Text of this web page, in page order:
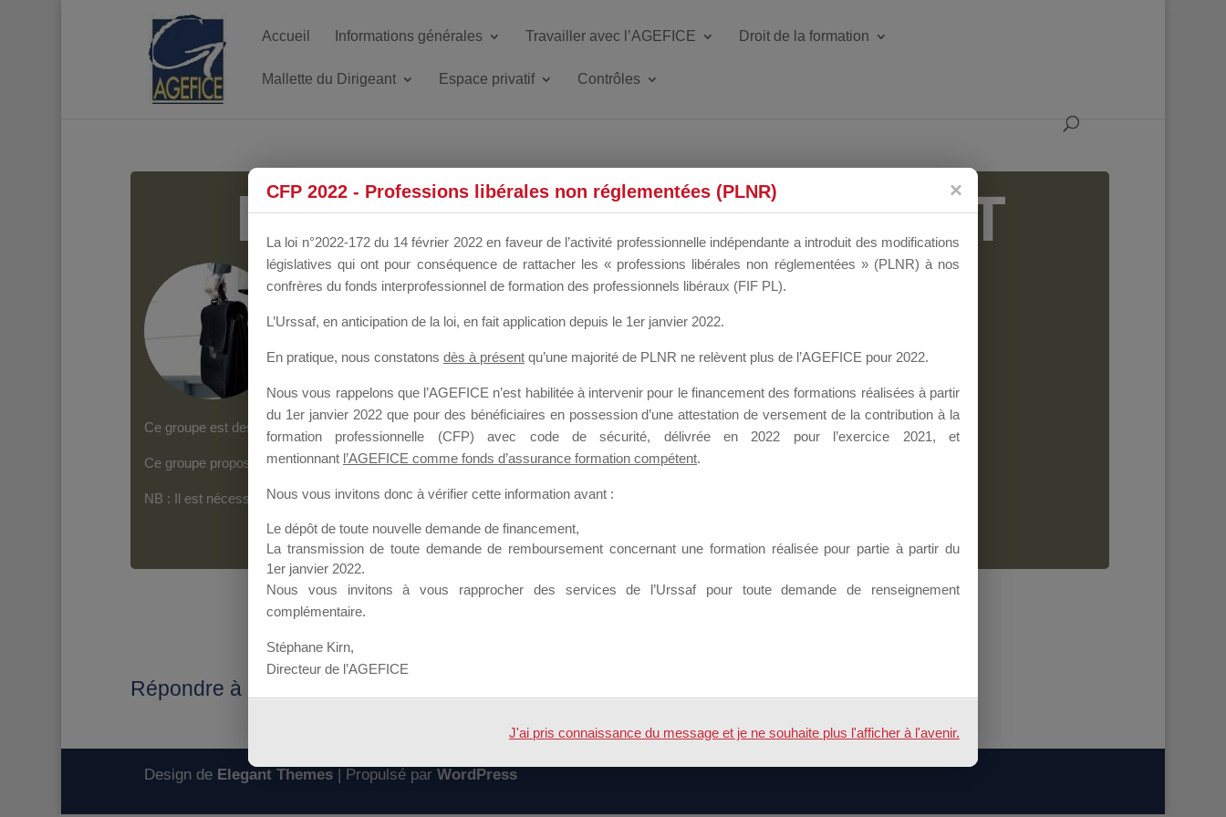
Accueil Informations générales Travailler avec l’AGEFICE Droit de la formation
Mallette du Dirigeant Espace privatif Contrôles
MALLETTE DU DIRIGEANT
Groupe Public il y a un mois
Ce groupe est destiné aux Organismes de Formation qui souhaitent répondre à l’Appel à Propositions Mallette du Dirigeant.
Ce groupe propose un forum dédié au support sur lequel il est possible de laisser un message ou poser une question.
NB : Il est nécessaire d’êtreinscrit(e)pour pouvoir rejoindre ce groupe
Répondre à : Contenu dossier candidature
Design de Elegant Themes| Propulsé par WordPress
CFP 2022 - Professions libérales non réglementées (PLNR)
La loi n°2022-172 du 14 février 2022 en faveur de l’activité professionnelle indépendante a introduit des modifications
législatives qui ont pour conséquence de rattacher les « professions libérales non réglementées » (PLNR) à nos
confrères du fonds interprofessionnel de formation des professionnels libéraux (FIF PL).
L’Urssaf, en anticipation de la loi, en fait application depuis le 1er janvier 2022.
En pratique, nous constatons dès à présent qu’une majorité de PLNR ne relèvent plus de l’AGEFICE pour 2022.
Nous vous rappelons que l’AGEFICE n’est habilitée à intervenir pour le financement des formations réalisées à partir
du 1er janvier 2022 que pour des bénéficiaires en possession d’une attestation de versement de la contribution à la
formation professionnelle (CFP) avec code de sécurité, délivrée en 2022 pour l’exercice 2021, et
mentionnant l’AGEFICE comme fonds d’assurance formation compétent.
Nous vous invitons donc à vérifier cette information avant :
Le dépôt de toute nouvelle demande de financement,
La transmission de toute demande de remboursement concernant une formation réalisée pour partie à partir du
1er janvier 2022.
Nous vous invitons à vous rapprocher des services de l’Urssaf pour toute demande de renseignement
complémentaire.
Stéphane Kirn,
Directeur de l’AGEFICE
J'ai pris connaissance du message et je ne souhaite plus l'afficher à l'avenir.